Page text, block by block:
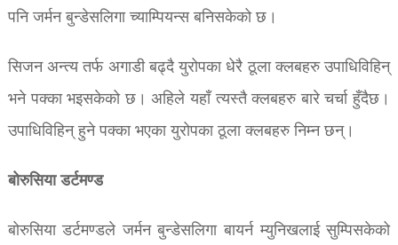
पनि जर्मन बुन्डेसलिगा च्याम्पियन्स बनिसकेको छ।
सिजन अन्त्य तर्फ अगाडी बढ्दै युरोपका धेरै ठूला क्लबहरु उपाधिविहिन्
भने पक्का भइसकेको छ। अहिले यहाँ त्यस्तै क्लबहरु बारे चर्चा हुँदैछ।
उपाधिविहिन् हुने पक्का भएका युरोपका ठूला क्लबहरु निम्न छन्।
बोरुसिया डर्टमण्ड
बोरुसिया डर्टमण्डले जर्मन बुन्डेसलिगा बायर्न म्युनिखलाई सुम्पिसकेको